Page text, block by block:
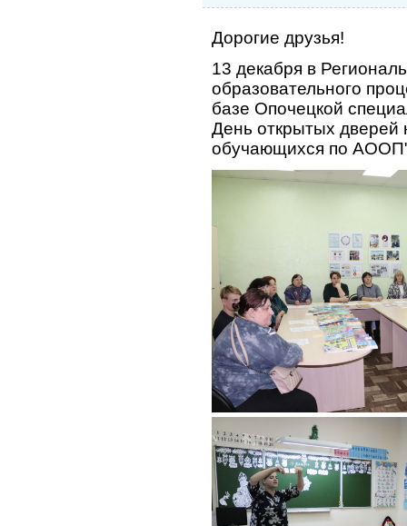
Дорогие друзья!
13 декабря в
образовательного
базе Опочецкой
День открытых дверей
обучающихся по